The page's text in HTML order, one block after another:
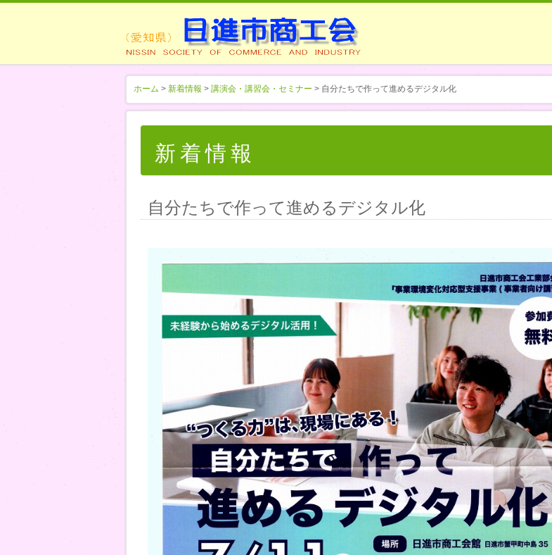
ホーム > 新着情報 > 講演会・講習会・セミナー > 自分たちで作って進めるデジタル化
新着情報
自分たちで作って進めるデジタル化